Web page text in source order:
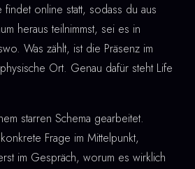
online statt, sodass du aus
heraus teilnimmst, sei es in
Was zählt, ist die Präsenz im
Ort. Genau dafür steht Life
starren Schema gearbeitet.
Frage im Mittelpunkt,
im Gespräch, worum es wirklich